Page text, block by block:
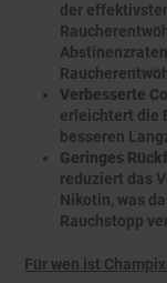
der
Verbesserte
erleichtert die
besseren
Geringes
reduziert das
Nikotin, was
Rauchstopp
Für wen ist